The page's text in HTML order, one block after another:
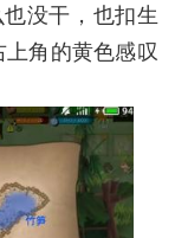
没干，也扣生
角的黄色感叹